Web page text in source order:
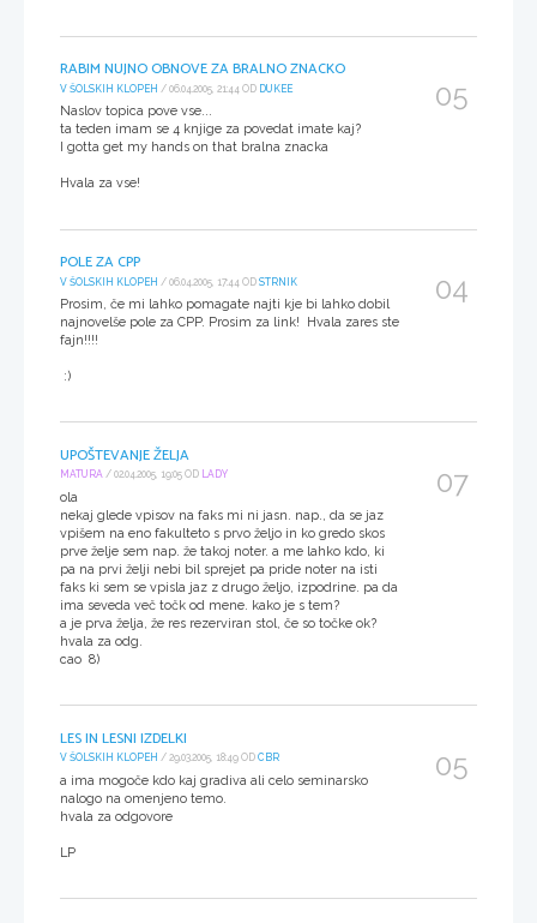
RABIM NUJNO OBNOVE ZA BRALNO ZNACKO
V ŠOLSKIH KLOPEH / 06.04.2005, 21:44 OD DUKEE
Naslov topica pove vse...
ta teden imam se 4 knjige za povedat imate kaj?
I gotta get my hands on that bralna znacka
Hvala za vse!
05
POLE ZA CPP
V ŠOLSKIH KLOPEH / 06.04.2005, 17:44 OD STRNIK
Prosim, če mi lahko pomagate najti kje bi lahko dobil
najnovelše pole za CPP. Prosim za link! Hvala zares ste
fajn!!!!
:)
04
UPOŠTEVANJE ŽELJA
MATURA / 02.04.2005, 19:05 OD LADY
ola
nekaj glede vpisov na faks mi ni jasn. nap., da se jaz
vpišem na eno fakulteto s prvo željo in ko gredo skos
prve želje sem nap. že takoj noter. a me lahko kdo, ki
pa na prvi želji nebi bil sprejet pa pride noter na isti
faks ki sem se vpisla jaz z drugo željo, izpodrine. pa da
ima seveda več točk od mene. kako je s tem?
a je prva želja, že res rezerviran stol, če so točke ok?
hvala za odg.
cao 8)
07
LES IN LESNI IZDELKI
V ŠOLSKIH KLOPEH / 29.03.2005, 18:49 OD CBR
a ima mogoče kdo kaj gradiva ali celo seminarsko
nalogo na omenjeno temo.
hvala za odgovore
LP
05